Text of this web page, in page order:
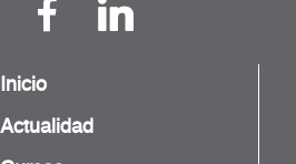
Inicio
Actualidad